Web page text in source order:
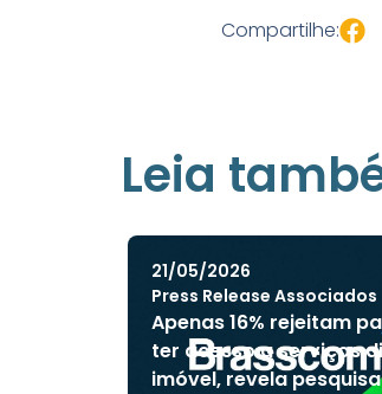
Compartilhe:
Leia
21/05/2026
Press Release Associados
Apenas 16% rejeitam
ter acesso a serviços
imóvel, revela